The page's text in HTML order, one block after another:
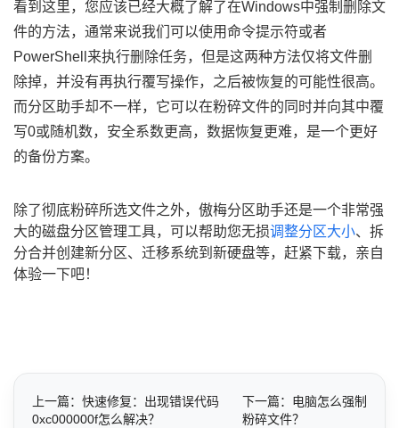
看到这里，您应该已经大概了解了在Windows中强制删除文
件的方法，通常来说我们可以使用命令提示符或者
PowerShell来执行删除任务，但是这两种方法仅将文件删
除掉，并没有再执行覆写操作，之后被恢复的可能性很高。
而分区助手却不一样，它可以在粉碎文件的同时并向其中覆
写0或随机数，安全系数更高，数据恢复更难，是一个更好
的备份方案。
除了彻底粉碎所选文件之外，傲梅分区助手还是一个非常强
大的磁盘分区管理工具，可以帮助您无损调整分区大小、拆
分合并创建新分区、迁移系统到新硬盘等，赶紧下载，亲自
体验一下吧！
上一篇：快速修复：出现错误代码
0xc000000f怎么解决？
下一篇：电脑怎么强制
粉碎文件？